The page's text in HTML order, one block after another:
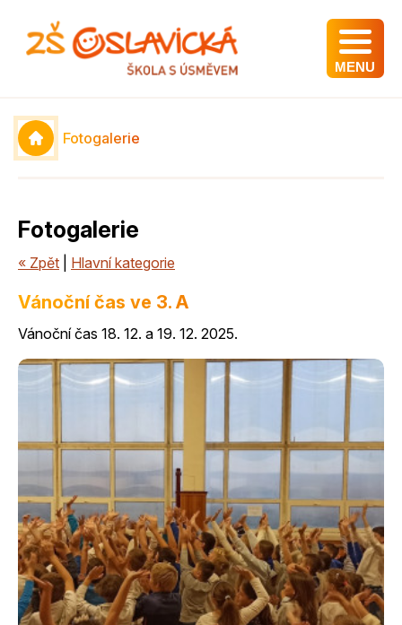
MENU
Fotogalerie
Fotogalerie
« Zpět Hlavní kategorie
Vánoční čas ve 3. A
Vánoční čas 18. 12. a 19. 12. 2025.